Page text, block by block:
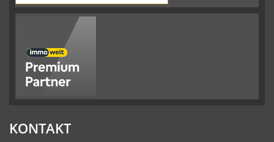
KONTAKT